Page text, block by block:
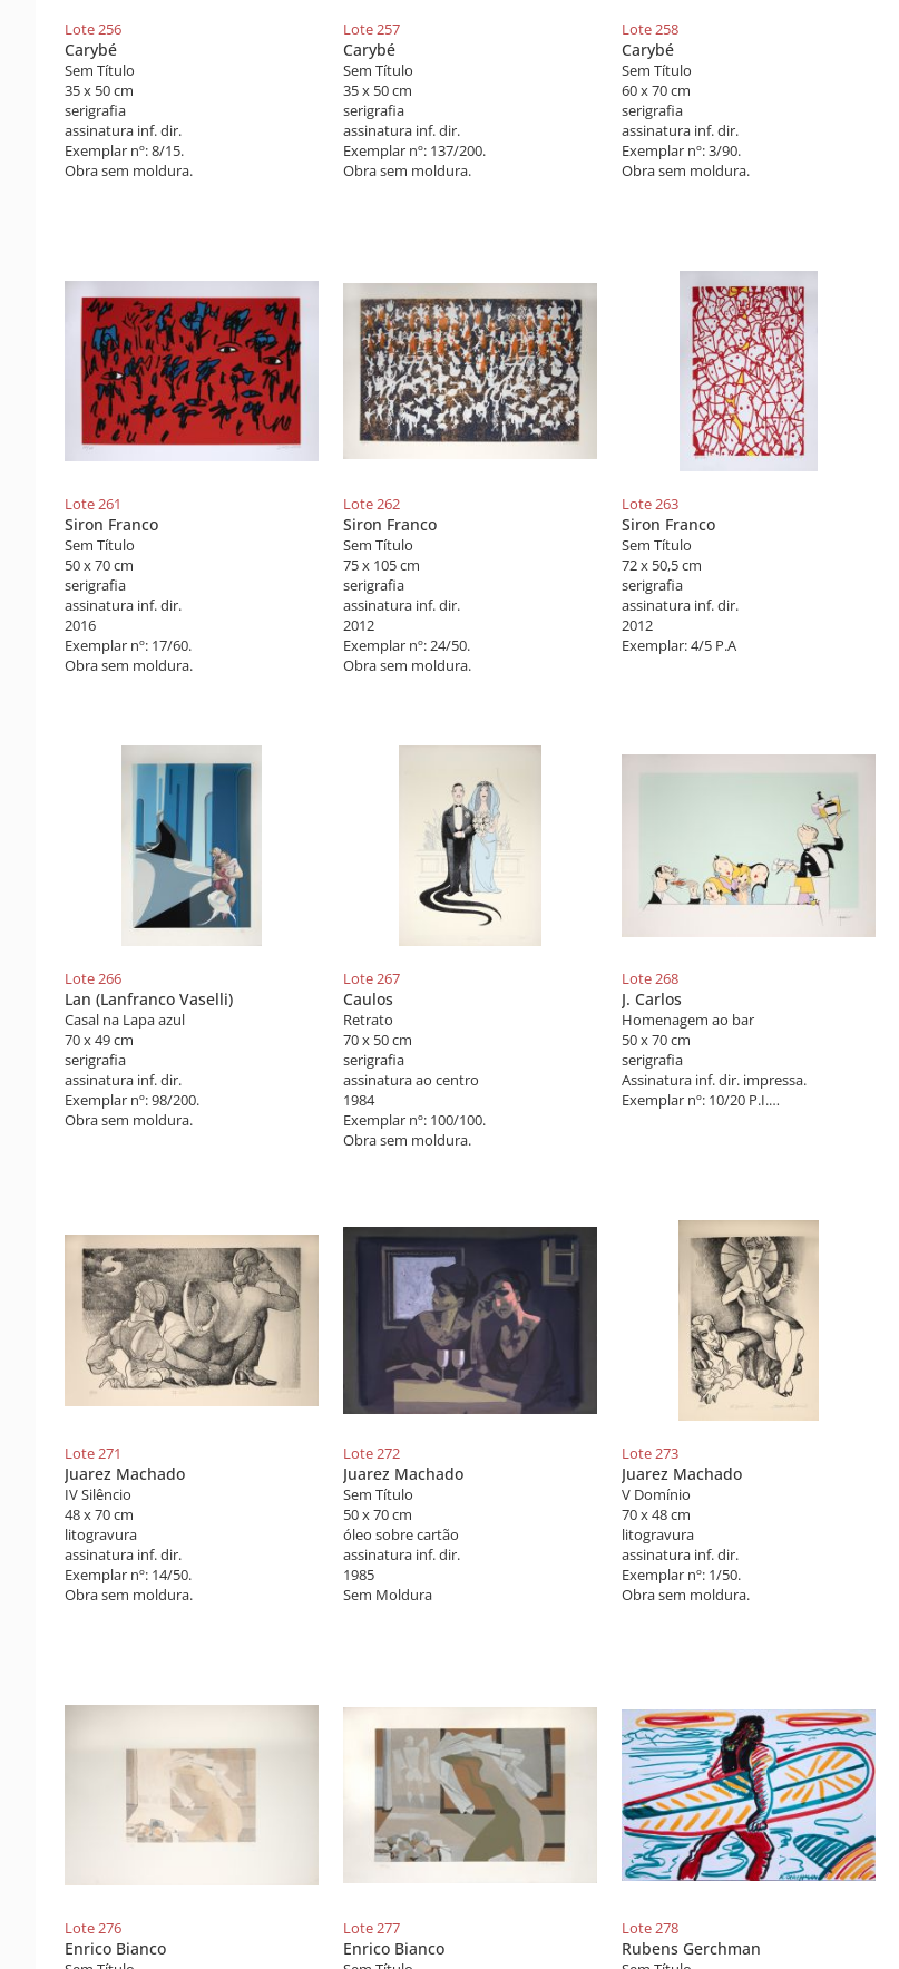
Lote 256
Carybé
Sem Título
35 x 50 cm
serigrafia
assinatura inf. dir.
Exemplar nº: 8/15.
Obra sem moldura.
Lote 257
Carybé
Sem Título
35 x 50 cm
serigrafia
assinatura inf. dir.
Exemplar nº: 137/200.
Obra sem moldura.
Lote 258
Carybé
Sem Título
60 x 70 cm
serigrafia
assinatura inf. dir.
Exemplar nº: 3/90.
Obra sem moldura.
Lote 261
Siron Franco
Sem Título
50 x 70 cm
serigrafia
assinatura inf. dir.
2016
Exemplar nº: 17/60.
Obra sem moldura.
Lote 262
Siron Franco
Sem Título
75 x 105 cm
serigrafia
assinatura inf. dir.
2012
Exemplar nº: 24/50.
Obra sem moldura.
Lote 263
Siron Franco
Sem Título
72 x 50,5 cm
serigrafia
assinatura inf. dir.
2012
Exemplar: 4/5 P.A
Lote 266
Lan (Lanfranco Vaselli)
Casal na Lapa azul
70 x 49 cm
serigrafia
assinatura inf. dir.
Exemplar nº: 98/200.
Obra sem moldura.
Lote 267
Caulos
Retrato
70 x 50 cm
serigrafia
assinatura ao centro
1984
Exemplar nº: 100/100.
Obra sem moldura.
Lote 268
J. Carlos
Homenagem ao bar
50 x 70 cm
serigrafia
Assinatura inf. dir. impressa.
Exemplar nº: 10/20 P.I.
Lote 271
Juarez Machado
IV Silêncio
48 x 70 cm
litogravura
assinatura inf. dir.
Exemplar nº: 14/50.
Obra sem moldura.
Lote 272
Juarez Machado
Sem Título
50 x 70 cm
óleo sobre cartão
assinatura inf. dir.
1985
Sem Moldura
Lote 273
Juarez Machado
V Domínio
70 x 48 cm
litogravura
assinatura inf. dir.
Exemplar nº: 1/50.
Obra sem moldura.
Lote 276
Enrico Bianco
Lote 277
Enrico Bianco
Lote 278
Rubens Gerchman